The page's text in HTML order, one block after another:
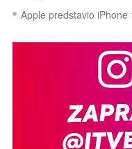
Apple predstavio